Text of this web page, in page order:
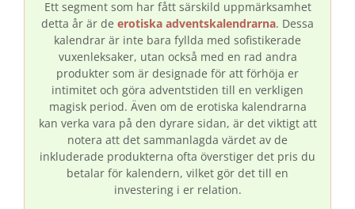
Ett segment som har fått särskild uppmärksamhet
detta år är de erotiska adventskalendrarna. Dessa
kalendrar är inte bara fyllda med sofistikerade
vuxenleksaker, utan också med en rad andra
produkter som är designade för att förhöja er
intimitet och göra adventstiden till en verkligen
magisk period. Även om de erotiska kalendrarna
kan verka vara på den dyrare sidan, är det viktigt att
notera att det sammanlagda värdet av de
inkluderade produkterna ofta överstiger det pris du
betalar för kalendern, vilket gör det till en
investering i er relation.